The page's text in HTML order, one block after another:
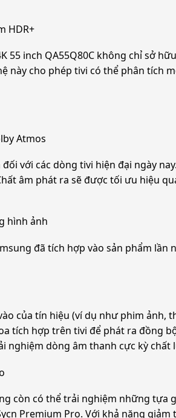
HDR+
55 inch QA55Q80C không chỉ sở
này cho phép tivi có thể phân
Atmos
với các dòng tivi hiện đại ngày
âm phát ra sẽ được tối ưu hiệu
hình ảnh
đã tích hợp vào sản phẩm
của tín hiệu (ví dụ như phim
tích hợp trên tivi để phát ra đồng
dòng âm thanh cực kỳ chất
còn có thể trải nghiệm những tựa
Premium Pro. Với khả năng